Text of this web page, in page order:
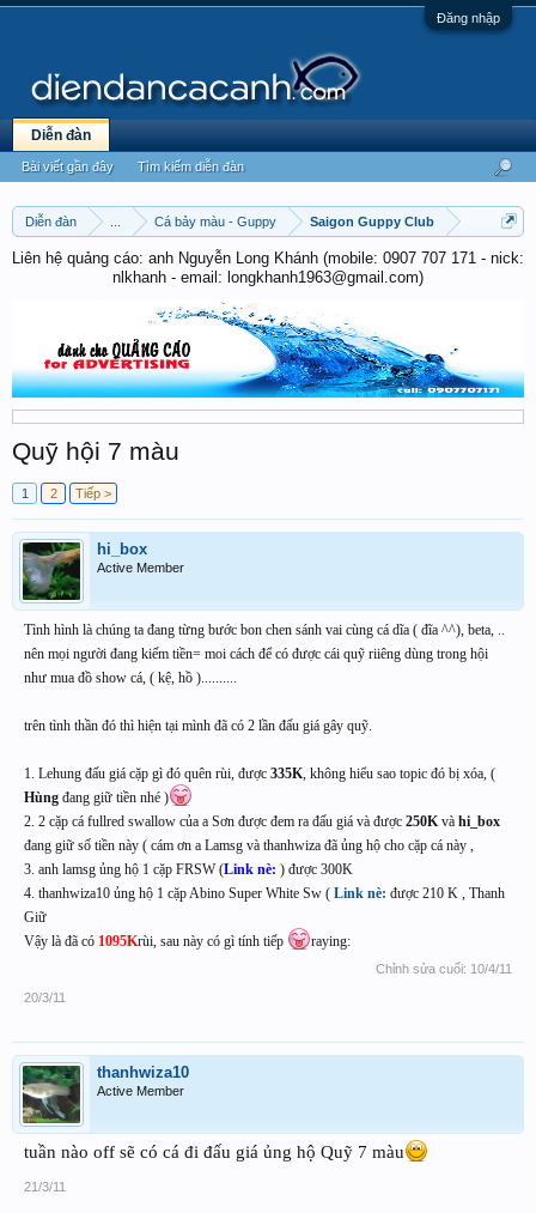
Đăng nhập
Diễn đàn Cá bảy màu - Guppy Saigon Guppy Club
Liên hệ quảng cáo: anh Nguyễn Long Khánh (mobile: 0907 707 171 - nick:
nlkhanh - email: longkhanh1963@gmail.com)
Quỹ hội 7 màu
1 2 Tiếp >
hi_box
Active Member
Tình hình là chúng ta đang từng bước bon chen sánh vai cùng cá dĩa ( đĩa ^^), beta, ..
nên mọi người đang kiếm tiền= moi cách để có được cái quỹ riiêng dùng trong hội
như mua đồ show cá, ( kệ, hồ )..........
trên tình thần đó thì hiện tại mình đã có 2 lần đấu giá gây quỹ.
1. Lehung đấu giá cặp gì đó quên rùi, được 335K, không hiểu sao topic đó bị xóa, (
Hùng đang giữ tiền nhé )
2. 2 cặp cá fullred swallow của a Sơn được đem ra đấu giá và được 250Kvà hi_box
đang giữ số tiền này ( cám ơn a Lamsg và thanhwiza đã ủng hộ cho cặp cá này ,
3. anh lamsg ủng hộ 1 cặp FRSW (Link nè: ) được 300K
4. thanhwiza10 ủng hộ 1 cặp Abino Super White Sw ( Link nè: được 210 K , Thanh
Giữ
Vậy là đã có 1095Krùi, sau này có gì tính tiếp raying:
Chỉnh sửa cuối: 10/4/11
20/3/11
thanhwiza10
Active Member
tuần nào off sẽ có cá đi đấu giá ủng hộ Quỹ 7 màu
21/3/11
Diễn đàn
Bài viết gần đây Tìm kiếm diễn đàn